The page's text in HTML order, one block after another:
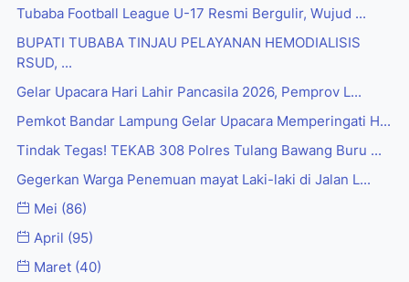
Tubaba Football League U-17 Resmi Bergulir, Wujud ...
BUPATI TUBABA TINJAU PELAYANAN HEMODIALISIS
RSUD, ...
Gelar Upacara Hari Lahir Pancasila 2026, Pemprov L...
Pemkot Bandar Lampung Gelar Upacara Memperingati H...
Tindak Tegas! TEKAB 308 Polres Tulang Bawang Buru ...
Gegerkan Warga Penemuan mayat Laki-laki di Jalan L...
Mei (86)
April (95)
Maret (40)